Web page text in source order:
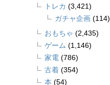
トレカ (3,421)
ガチャ企画 (114)
おもちゃ (2,435)
ゲーム (1,146)
家電 (786)
古着 (354)
本 (54)